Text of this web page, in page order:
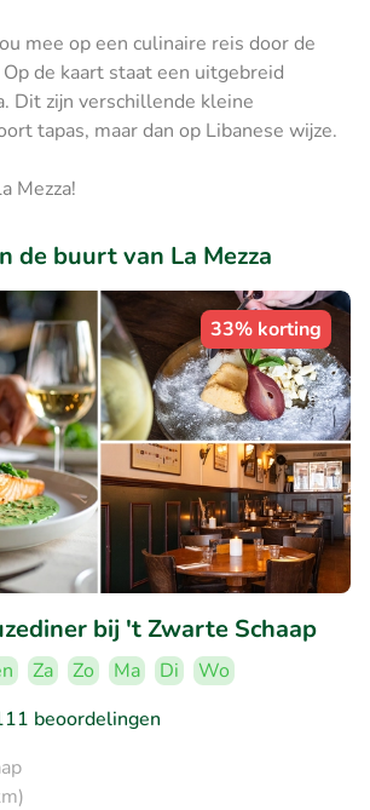
mee op een culinaire reis door de
de kaart staat een uitgebreid
Dit zijn verschillende kleine
tapas, maar dan op Libanese wijze.
Mezza!
de buurt van La Mezza
33% korting
bij 't Zwarte Schaap
Za Zo Ma Di
Wo
beoordelingen